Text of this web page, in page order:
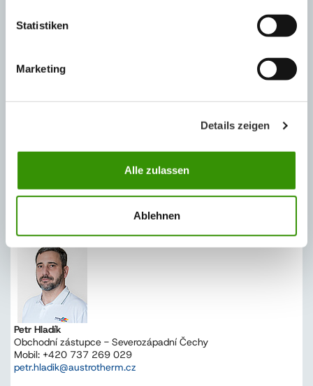
Statistiken
Marketing
Details zeigen
Alle zulassen
Ablehnen
REGIONÁLNÍ ZASTOUPENÍ
Petr Hladík
Obchodní zástupce - Severozápadní Čechy
Mobil: +420 737 269 029
petr.hladik@austrotherm.cz